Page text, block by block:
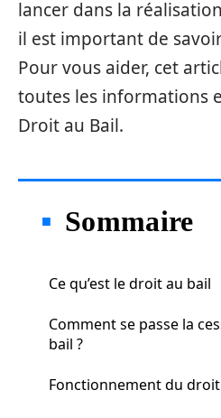
lancer dans la
il est important de
Pour vous aider, cet
toutes les informations
Droit au Bail.
Sommaire
Ce qu’est le droit au bail
Comment se passe la
bail ?
Fonctionnement du